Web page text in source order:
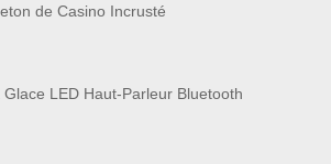
de Casino Incrusté
Glace LED Haut-Parleur Bluetooth